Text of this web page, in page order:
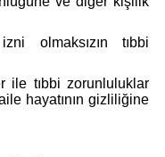
olmaksızın tıbbi
ile tıbbi zorunluluklar
hayatının gizliliğine